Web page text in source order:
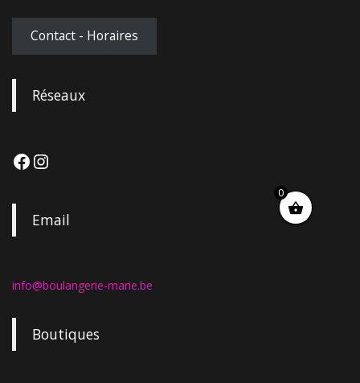
Contact - Horaires
Réseaux
Email
info@boulangerie-marie.be
Boutiques
0